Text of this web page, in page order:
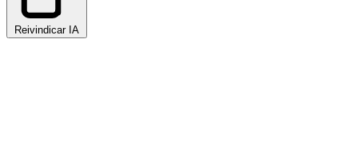
Reivindicar IA